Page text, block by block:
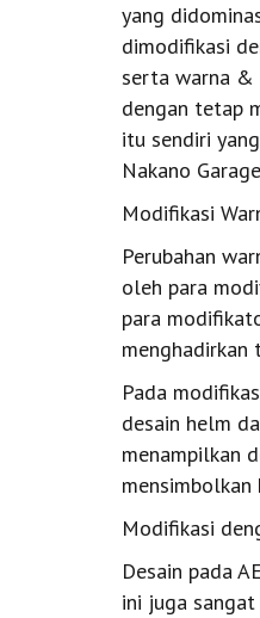
yang
dimodifikasi
serta warna &
dengan tetap
itu sendiri
Nakano
Modifikasi
Perubahan
oleh para
para
menghadirkan
Pada
desain helm
menampilkan
Modifikasi
Desain pada
ini juga